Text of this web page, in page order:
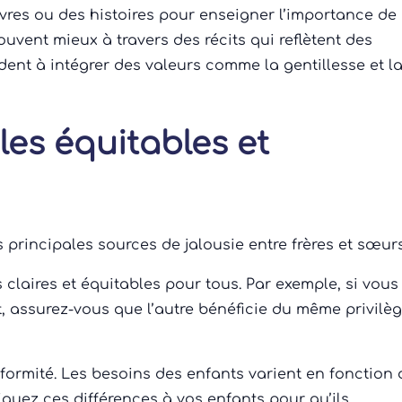
ou des histoires pour enseigner l’importance de
mieux à travers des récits qui reflètent des
à intégrer des valeurs comme la gentillesse et
équitables et
principales sources de jalousie entre frères et
et équitables pour tous. Par exemple, si vous
assurez-vous que l’autre bénéficie du même
Les besoins des enfants varient en fonction